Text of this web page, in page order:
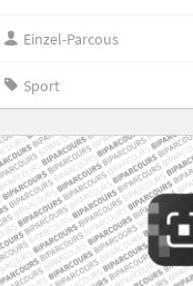
Einzel-Parcous
Sport